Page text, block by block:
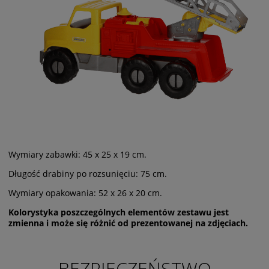
Wymiary zabawki: 45 x 25 x 19 cm.
Długość drabiny po rozsunięciu: 75 cm.
Wymiary opakowania: 52 x 26 x 20 cm.
Kolorystyka poszczególnych elementów zestawu jest
zmienna i może się różnić od prezentowanej na zdjęciach.